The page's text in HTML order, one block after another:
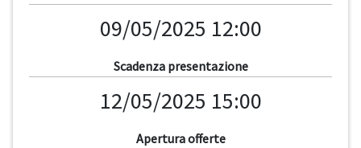
09/05/2025 12:00
Scadenza presentazione
12/05/2025 15:00
Apertura offerte